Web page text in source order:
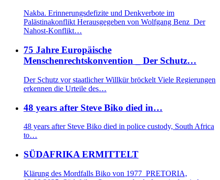
Nakba. Erinnerungsdefizite und Denkverbote im
Palästinakonflikt Herausgegeben von Wolfgang Benz Der
Nahost-Konflikt…
75 Jahre Europäische
Menschenrechtskonvention _ Der Schutz…
Der Schutz vor staatlicher Willkür bröckelt Viele Regierungen
erkennen die Urteile des…
48 years after Steve Biko died in…
48 years after Steve Biko died in police custody, South Africa
to…
SÜDAFRIKA ERMITTELT
Klärung des Mordfalls Biko von 1977 PRETORIA,